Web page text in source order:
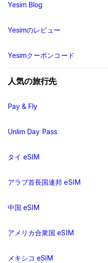
Yesim Blog
Yesimのレビュー
Yesimクーポンコード
人気の旅行先
Pay & Fly
Unlim Day Pass
タイ eSIM
アラブ首長国連邦 eSIM
中国 eSIM
アメリカ合衆国 eSIM
メキシコ eSIM